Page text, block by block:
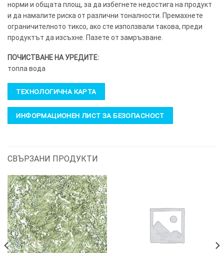
норми и общата площ, за да избегнете недостига на продукт
и да намалите риска от различни тоналности. Премахнете
ограничителното тиксо, ако сте използвали такова, преди
продуктът да изсъхне. Пазете от замръзване.
ПОЧИСТВАНЕ НА УРЕДИТЕ:
топла вода
ТЕХНОЛОГИЧНА КАРТА
ИНФОРМАЦИОНЕН ЛИСТ ЗА БЕЗОПАСНОСТ
СВЪРЗАНИ ПРОДУКТИ